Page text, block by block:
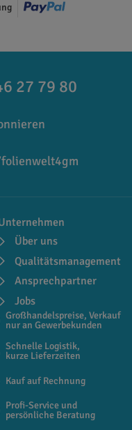
27 79 80
Über uns
Qualitätsmanagement
Ansprechpartner
Jobs
Großhandelspreise, Verkauf
nur an Gewerbekunden
Schnelle Logistik,
kurze Lieferzeiten
Kauf auf Rechnung
Profi-Service und
persönliche Beratung